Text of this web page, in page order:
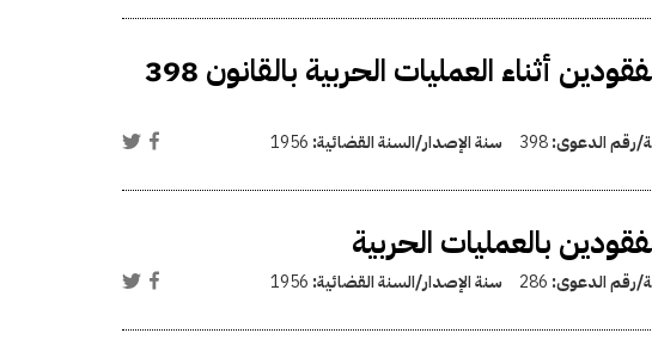
تعديل قانون معاشات أسر الشهداء والمفقودين أثناء العمليات الحربية بالقانون 398
رقم الدعوى:398 سنة الإصدار/السنة القضائية: 1956
بالعمليات الحربية
رقم الدعوى: 286 سنة الإصدار/السنة القضائية: 1956